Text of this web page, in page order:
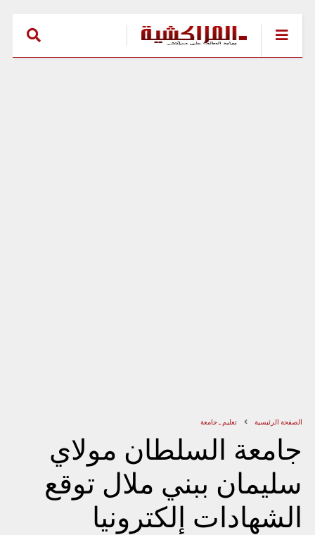
الصفحة الرئيسية تعليم ـ جامعة
جامعة السلطان مولاي
سليمان ببني ملال توقع
الشهادات إلكترونيا